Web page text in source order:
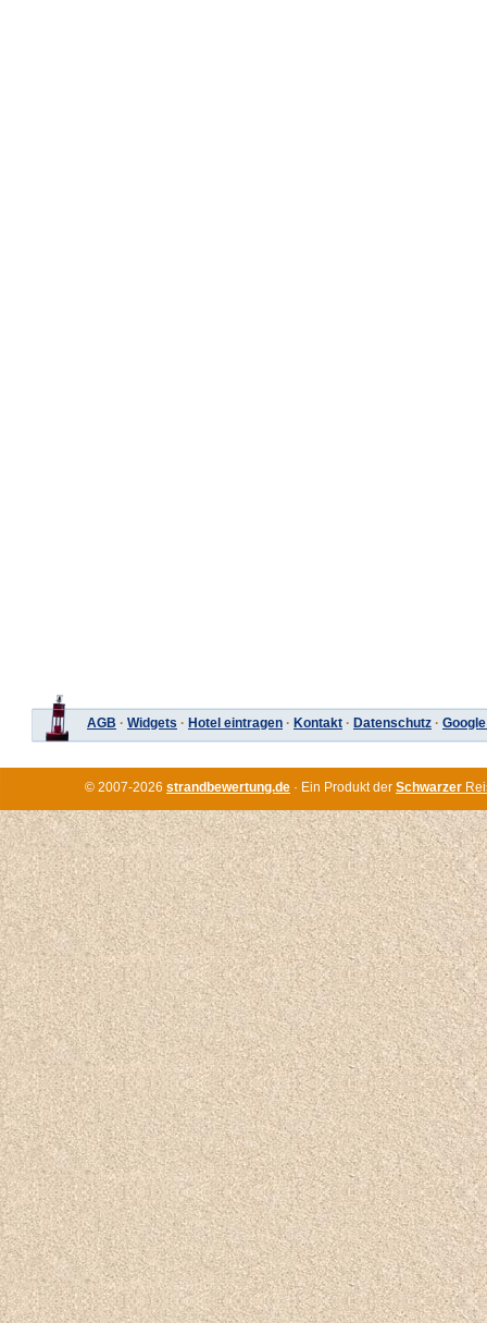
AGB · Widgets · Hotel eintragen · Kontakt · Datenschutz ·
© 2007-2026 strandbewertung.de · Ein Produkt der Schwarzer